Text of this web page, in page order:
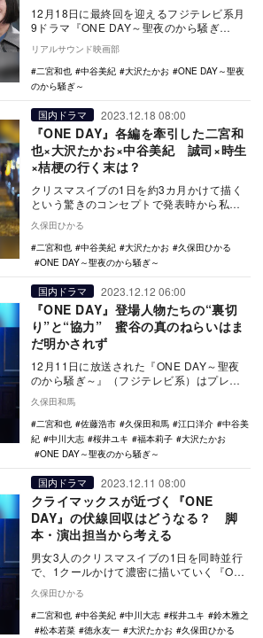
12月18日に最終回を迎えるフジテレビ系月
9ドラマ『ONE DAY～聖夜のから騒ぎ
～』。トリプル主演を務める二宮和也、中
谷美紀、…
リアルサウンド映画部
二宮和也
中谷美紀 大沢たかお
ONE DAY～聖夜
のから騒ぎ～
国内ドラマ 2023.12.18 08:00
『ONE DAY』各編を牽引した二宮和
也×大沢たかお×中谷美紀 誠司×時生
×桔梗の行く末は？
クリスマスイブの1日を約3カ月かけて描く
という驚きのコンセプトで発表時から私た
夜のか…
久保田ひかる
二宮和也
中谷美紀 大沢たかお
久保田ひかる
ONE DAY～聖夜のから騒ぎ～
国内ドラマ 2023.12.12 06:00
『ONE DAY』登場人物たちの“裏切
り”と“協力” 蜜谷の真のねらいはま
だ明かされず
12月11日に放送された『ONE DAY～聖夜
のから騒ぎ～』（フジテレビ系）はプレフ
大志…
久保田和馬
二宮和也
佐藤浩市 久保田和馬 江口洋介
中谷美
紀
中川大志 桜井ユキ 福本莉子
大沢たかお
ONE DAY～聖夜のから騒ぎ～
国内ドラマ 2023.12.11 08:00
クライマックスが近づく『ONE
DAY』の伏線回収はどうなる？ 脚
本・演出担当から考える
男女3人のクリスマスイブの1日を同時並行
で、1クールかけて濃密に描いていく『ONE
系）。…
久保田ひかる
二宮和也
中谷美紀 中川大志 桜井ユキ
鈴木雅之
松本若菜
徳永友一 大沢たかお
久保田ひかる